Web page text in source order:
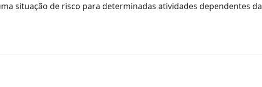
situação de risco para determinadas atividades dependentes da